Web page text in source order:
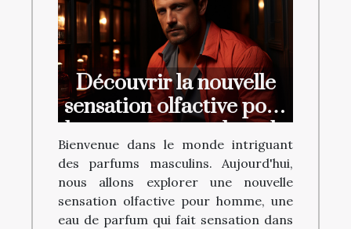
Découvrir la nouvelle
sensation olfactive pour
homme : une analyse de
l'Eau de parfum Bright
Bienvenue dans le monde intriguant
des parfums masculins. Aujourd'hui,
nous allons explorer une nouvelle
sensation olfactive pour homme, une
eau de parfum qui fait sensation dans